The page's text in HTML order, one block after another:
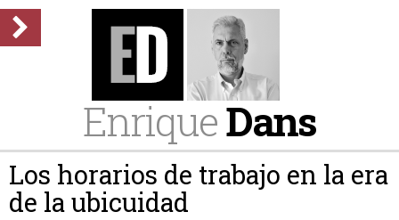
EnriqueDans
Los horarios de trabajo en la era
de la ubicuidad